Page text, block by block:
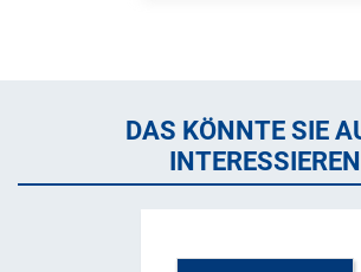
DAS KÖNNTE SIE
INTERESSIEREN